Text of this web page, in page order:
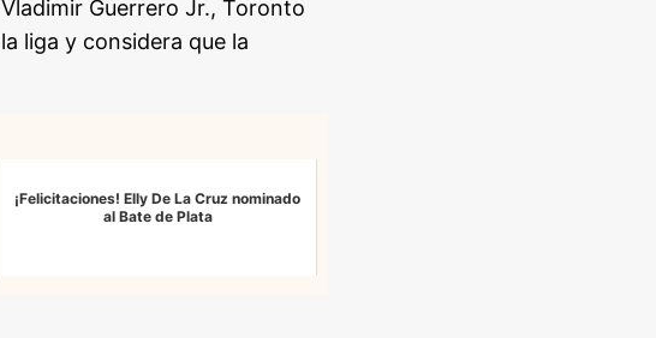
Guerrero Jr., Toronto
liga y considera que la
¡Felicitaciones! Elly De La Cruz nominado
al Bate de Plata